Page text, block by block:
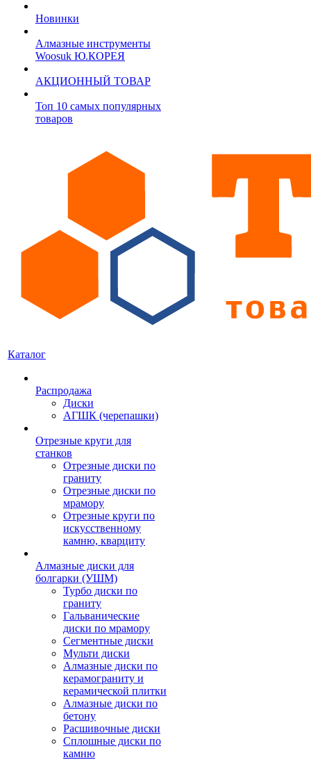
Новинки
Алмазные инструменты
Woosuk Ю.КОРЕЯ
АКЦИОННЫЙ ТОВАР
Топ 10 самых популярных
товаров
Каталог
Распродажа
Диски
АГШК (черепашки)
Отрезные круги для
станков
Отрезные диски по
граниту
Отрезные диски по
мрамору
Отрезные круги по
искусственному
камню, кварциту
Алмазные диски для
болгарки (УШМ)
Турбо диски по
граниту
Гальванические
диски по мрамору
Сегментные диски
Мульти диски
Алмазные диски по
керамограниту и
керамической плитки
Алмазные диски по
бетону
Расшивочные диски
Сплошные диски по
камню